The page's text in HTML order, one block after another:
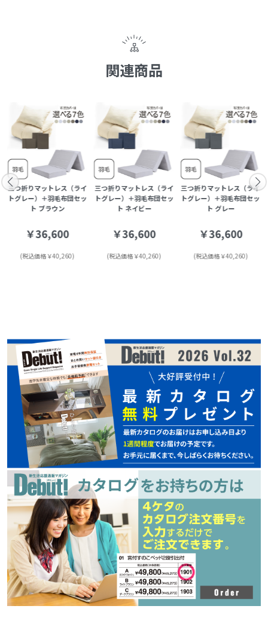
関連商品
三つ折りマットレス（ライ
トグレー）＋羽毛布団セッ
ト ブラウン
￥36,600
(税込価格￥40,260)
三つ折りマットレス（ライ
トグレー）＋羽毛布団セッ
ト ネイビー
￥36,600
(税込価格￥40,260)
三つ折りマットレス（ライ
トグレー）＋羽毛布団セッ
ト グレー
￥36,600
(税込価格￥40,260)